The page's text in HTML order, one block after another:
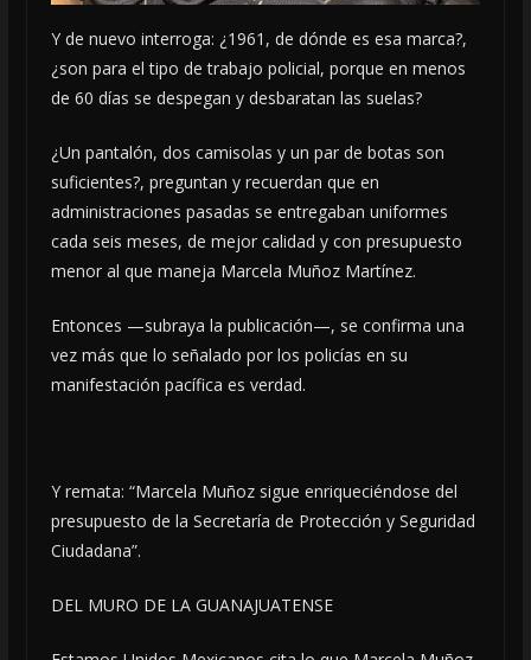
Y de nuevo interroga: ¿1961, de dónde es esa marca?,
¿son para el tipo de trabajo policial, porque en menos
de 60 días se despegan y desbaratan las suelas?
¿Un pantalón, dos camisolas y un par de botas son
suficientes?, preguntan y recuerdan que en
administraciones pasadas se entregaban uniformes
cada seis meses, de mejor calidad y con presupuesto
menor al que maneja Marcela Muñoz Martínez.
Entonces —subraya la publicación—, se confirma una
vez más que lo señalado por los policías en su
manifestación pacífica es verdad.
Y remata: “Marcela Muñoz sigue enriqueciéndose del
presupuesto de la Secretaría de Protección y Seguridad
Ciudadana”.
DEL MURO DE LA GUANAJUATENSE